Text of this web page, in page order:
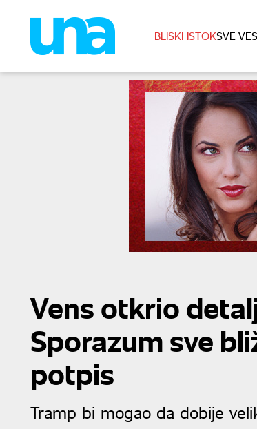
BLISKI ISTOKSVE
Vens otkrio
Sporazum sve
potpis
Tramp bi mogao da dobije